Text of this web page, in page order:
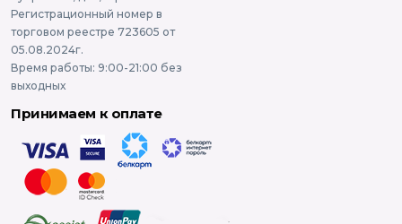
Регистрационный номер в
торговом реестре 723605 от
05.08.2024г.
Время работы: 9:00-21:00 без
выходных
Принимаем к оплате